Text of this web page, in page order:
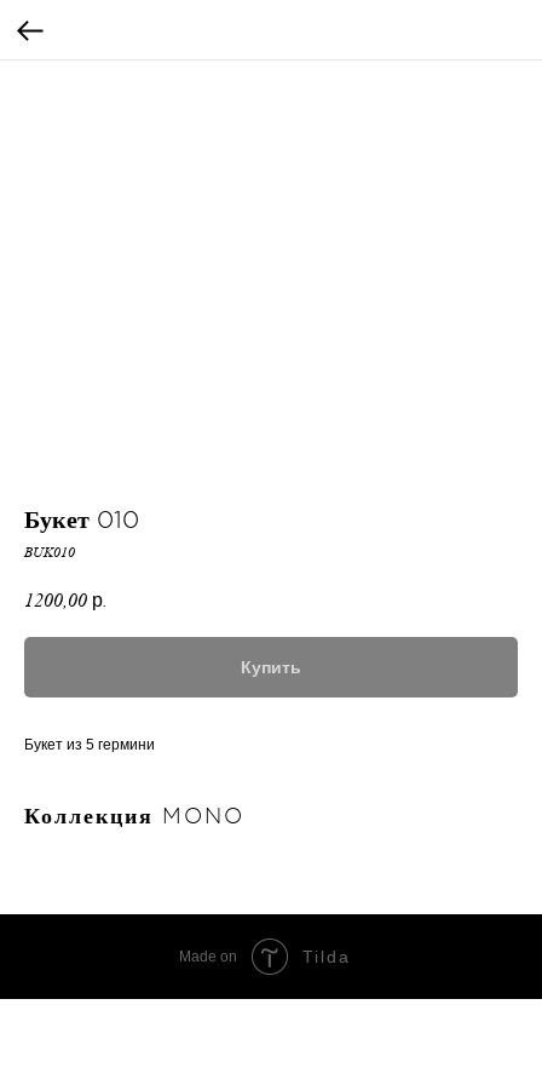
Букет 010
BUK010
1200,00 р.
Купить
Букет из 5 гермини
Коллекция MONO
Made on Tilda